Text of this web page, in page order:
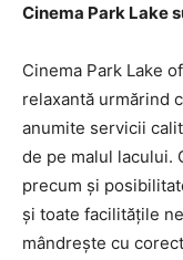
Cinema Park Lake
Cinema Park Lake
relaxantă urmărind
anumite servicii
de pe malul lacului.
precum și
și toate facilitățile
mândrește cu